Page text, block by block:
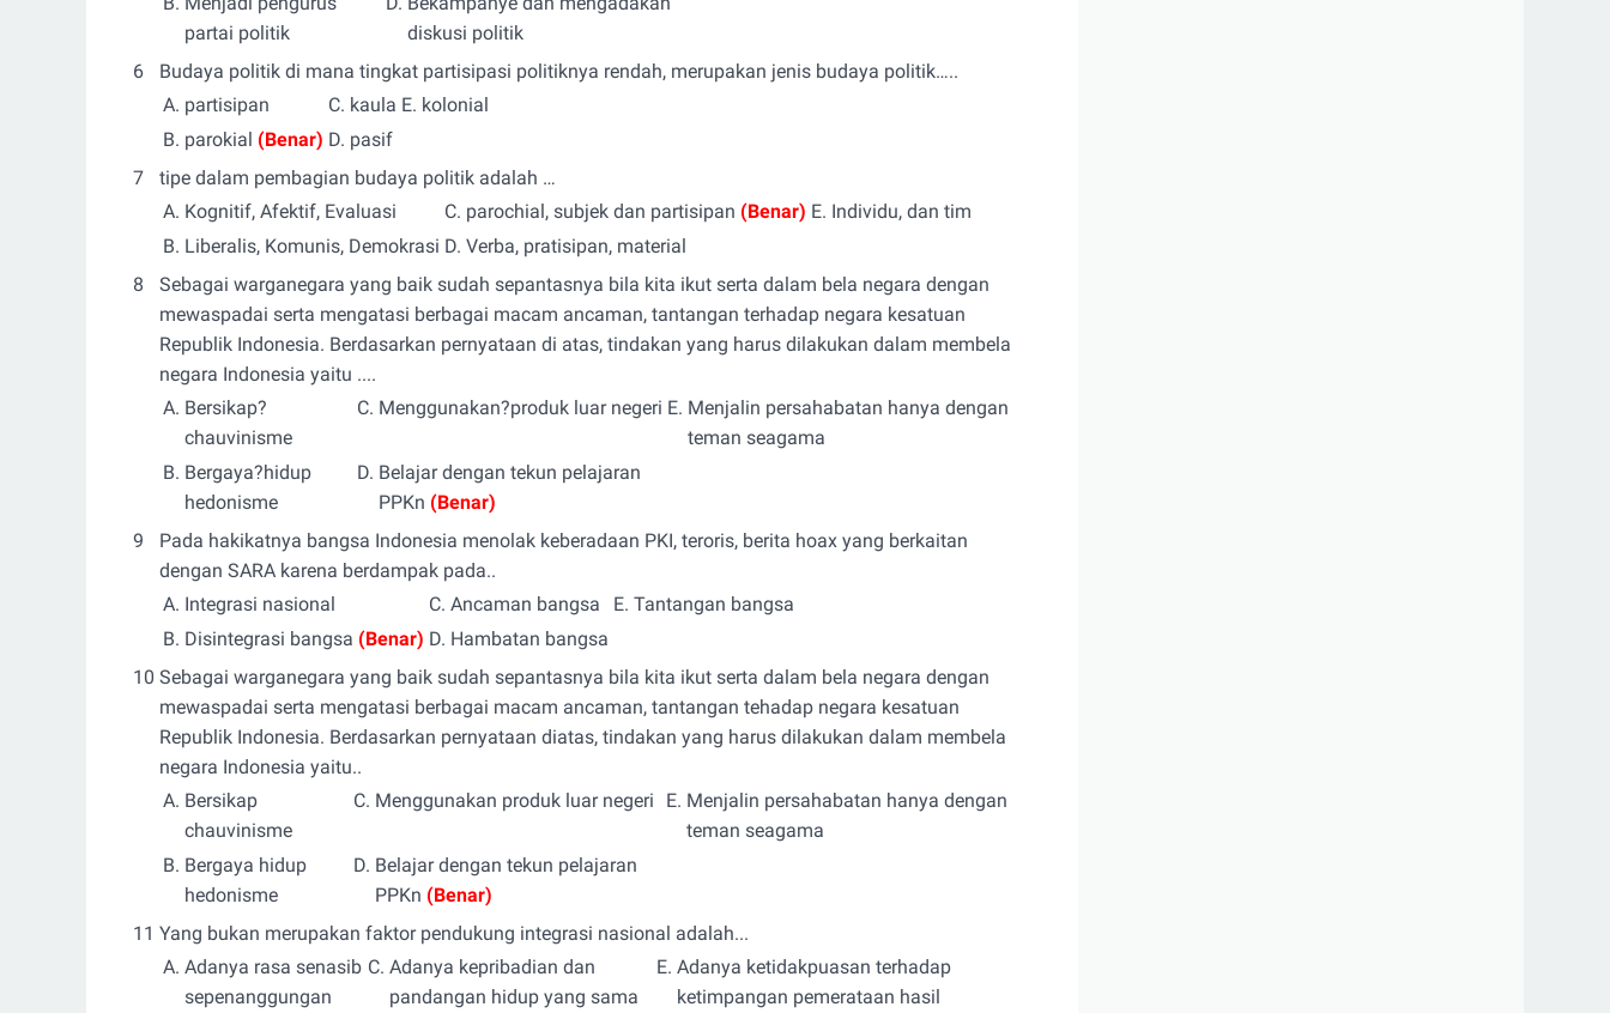
partai politik
diskusi politik
6
Budaya politik di mana tingkat partisipasi politiknya rendah, merupakan jenis budaya politik…..
A. partisipan C. kaula E. kolonial
B. parokial (Benar) D. pasif
7
tipe dalam pembagian budaya politik adalah …
A. Kognitif, Afektif, Evaluasi C. parochial, subjek dan partisipan (Benar) E. Individu, dan tim
B. Liberalis, Komunis, Demokrasi D. Verba, pratisipan, material
8
Sebagai warganegara yang baik sudah sepantasnya bila kita ikut serta dalam bela negara dengan
mewaspadai serta mengatasi berbagai macam ancaman, tantangan terhadap negara kesatuan
Republik Indonesia. Berdasarkan pernyataan di atas, tindakan yang harus dilakukan dalam membela
negara Indonesia yaitu ....
A. Bersikap?
chauvinisme
C. Menggunakan?produk luar negeri E. Menjalin persahabatan hanya dengan
teman seagama
B. Bergaya?hidup
hedonisme
D. Belajar dengan tekun pelajaran
PPKn (Benar)
9
Pada hakikatnya bangsa Indonesia menolak keberadaan PKI, teroris, berita hoax yang berkaitan
dengan SARA karena berdampak pada..
A. Integrasi nasional C. Ancaman bangsa E. Tantangan bangsa
B. Disintegrasi bangsa (Benar) D. Hambatan bangsa
10 Sebagai warganegara yang baik sudah sepantasnya bila kita ikut serta dalam bela negara dengan
mewaspadai serta mengatasi berbagai macam ancaman, tantangan tehadap negara kesatuan
Republik Indonesia. Berdasarkan pernyataan diatas, tindakan yang harus dilakukan dalam membela
negara Indonesia yaitu..
A. Bersikap
chauvinisme
C. Menggunakan produk luar negeri E. Menjalin persahabatan hanya dengan
teman seagama
B. Bergaya hidup
hedonisme
D. Belajar dengan tekun pelajaran
PPKn (Benar)
11 Yang bukan merupakan faktor pendukung integrasi nasional adalah...
A. Adanya rasa senasib
sepenanggungan
C. Adanya kepribadian dan
pandangan hidup yang sama
E. Adanya ketidakpuasan terhadap
ketimpangan pemerataan hasil